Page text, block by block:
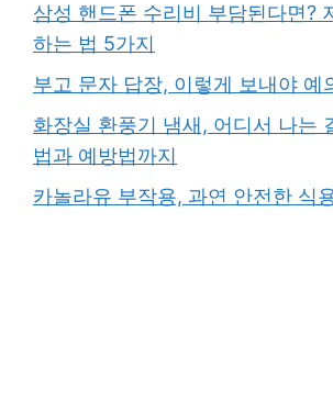
삼성 핸드폰 수리비 부담된다면?
하는 법 5가지
부고 문자 답장, 이렇게 보내야 예
화장실 환풍기 냄새, 어디서 나는
법과 예방법까지
카놀라유 부작용, 과연 안전한 식